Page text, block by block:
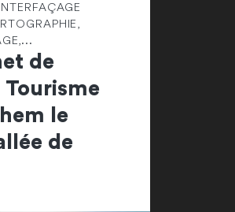
de
Tourisme
le
de